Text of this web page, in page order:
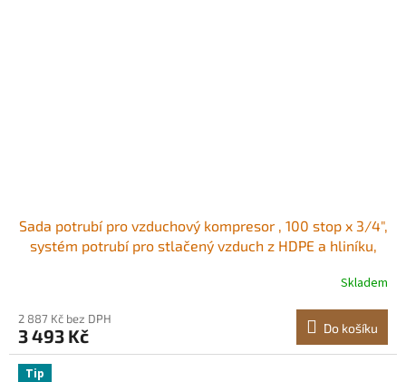
Sada potrubí pro vzduchový kompresor , 100 stop x 3/4",
systém potrubí pro stlačený vzduch z HDPE a hliníku,
pro stlačený vzduch pro garáže a dílny, modráSkladem
2 887 Kč bez DPH
3 493 Kč Do košíku
Tip